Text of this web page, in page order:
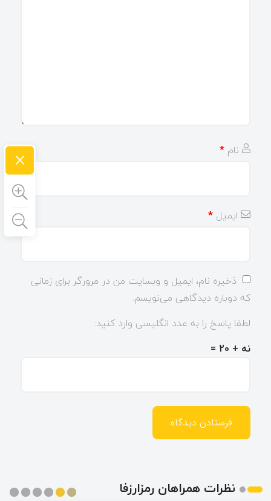
نام *
ایمیل *
ذخیره نام، ایمیل و وبسایت من در مرورگر برای زمانی
که دوباره دیدگاهی می‌نویسم.
لطفا پاسخ را به عدد انگلیسی وارد کنید:
نه + 20 =
نظرات همراهان رمزارزفا
×